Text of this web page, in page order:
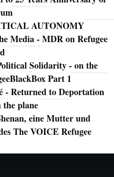
AUTONOMY
Media - MDR on Refugee
Solidarity - on the
Part 1
- Returned to Deportation
the plane
eine Mutter und
The VOICE Refugee